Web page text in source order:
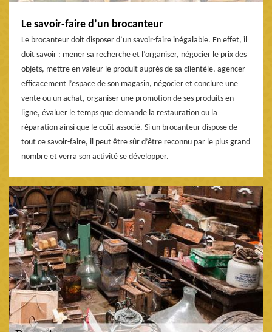
Le savoir-faire d’un brocanteur
Le brocanteur doit disposer d’un savoir-faire inégalable. En effet, il
doit savoir : mener sa recherche et l’organiser, négocier le prix des
objets, mettre en valeur le produit auprès de sa clientèle, agencer
efficacement l’espace de son magasin, négocier et conclure une
vente ou un achat, organiser une promotion de ses produits en
ligne, évaluer le temps que demande la restauration ou la
réparation ainsi que le coût associé. Si un brocanteur dispose de
tout ce savoir-faire, il peut être sûr d’être reconnu par le plus grand
nombre et verra son activité se développer.